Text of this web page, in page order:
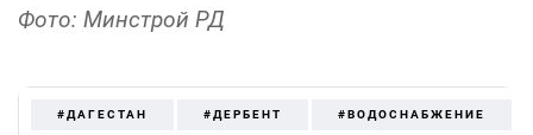
Фото: Минстрой РД
#ДАГЕСТАН #ДЕРБЕНТ #ВОДОСНАБЖЕНИЕ